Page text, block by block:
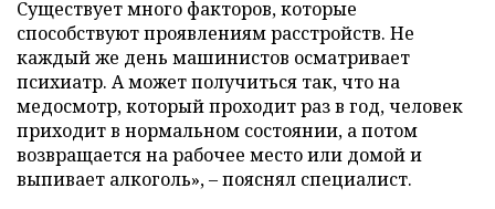
Существует много факторов, которые
способствуют проявлениям расстройств. Не
каждый же день машинистов осматривает
психиатр. А может получиться так, что на
медосмотр, который проходит раз в год, человек
приходит в нормальном состоянии, а потом
возвращается на рабочее место или домой и
выпивает алкоголь», – пояснял специалист.